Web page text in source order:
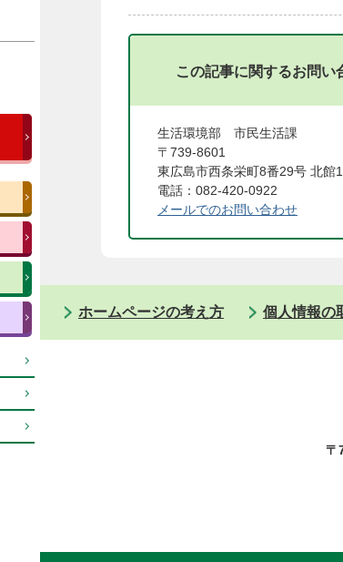
この記事に関するお問い
生活環境部 市民生活課
〒739-8601
東広島市西条栄町8番29号 北館
電話：082-420-0922
メールでのお問い合わせ
ホームページの考え方 個人情報の
〒